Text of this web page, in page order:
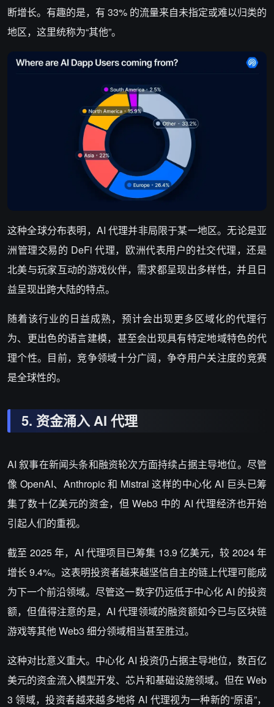
断增长。有趣的是，有 33% 的流量来自未指定或难以归类的
地区，这里统称为“其他”。
这种全球分布表明，AI 代理并非局限于某一地区。无论是亚
洲管理交易的 DeFi 代理，欧洲代表用户的社交代理，还是
北美与玩家互动的游戏伙伴，需求都呈现出多样性，并且日
益呈现出跨大陆的特点。
随着该行业的日益成熟，预计会出现更多区域化的代理行
为、更出色的语言建模，甚至会出现具有特定地域特色的代
理个性。目前，竞争领域十分广阔，争夺用户关注度的竞赛
是全球性的。
5. 资金涌入AI 代理
AI 叙事在新闻头条和融资轮次方面持续占据主导地位。尽管
像 OpenAI、Anthropic 和 Mistral 这样的中心化 AI 巨头已筹
集了数十亿美元的资金，但 Web3 中的 AI 代理经济也开始
引起人们的重视。
截至 2025 年，AI 代理项目已筹集 13.9 亿美元，较 2024 年
增长 9.4%。这表明投资者越来越坚信自主的链上代理可能成
为下一个前沿领域。尽管这一数字仍远低于中心化 AI 的投资
额，但值得注意的是，AI 代理领域的融资额如今已与区块链
游戏等其他 Web3 细分领域相当甚至胜过。
这种对比意义重大。中心化 AI 投资仍占据主导地位，数百亿
美元的资金流入模型开发、芯片和基础设施领域。但在 Web
3 领域，投资者越来越多地将 AI 代理视为一种新的“原语”，